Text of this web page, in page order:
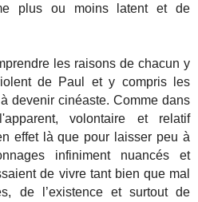
plus ou moins latent et de
les raisons de chacun y
de Paul et y compris les
devenir cinéaste. Comme dans
volontaire et relatif
effet là que pour laisser peu à
infiniment nuancés et
de vivre tant bien que mal
de l’existence et surtout de